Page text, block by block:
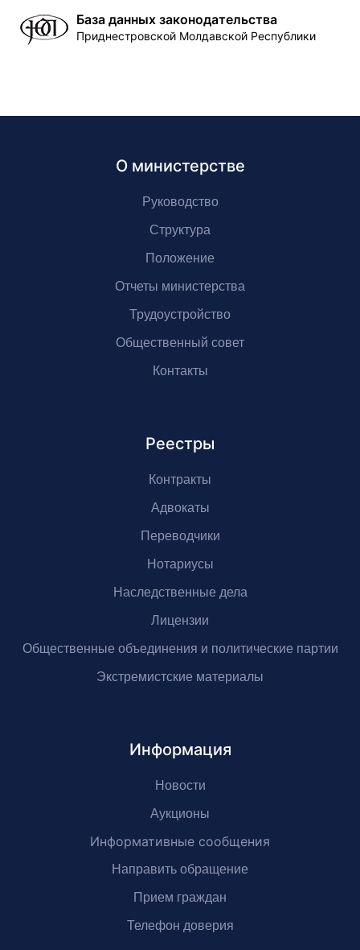
База данных законодательства
Приднестровской Молдавской Республики
О министерстве
Руководство
Структура
Положение
Отчеты министерства
Трудоустройство
Общественный совет
Контакты
Реестры
Контракты
Адвокаты
Переводчики
Нотариусы
Наследственные дела
Лицензии
Общественные объединения и политические партии
Экстремистские материалы
Информация
Новости
Аукционы
Информативные сообщения
Направить обращение
Прием граждан
Телефон доверия